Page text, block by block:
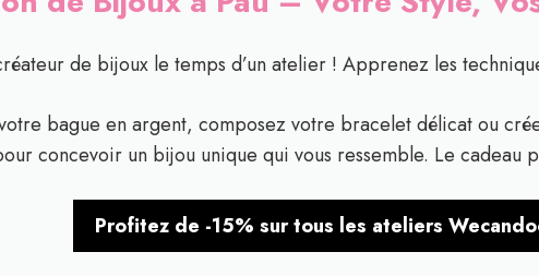
de bijoux le temps d’un atelier ! Apprenez les
bague en argent, composez votre bracelet délicat ou
concevoir un bijou unique qui vous ressemble. Le cadeau
Profitez de -15% sur tous les ateliers